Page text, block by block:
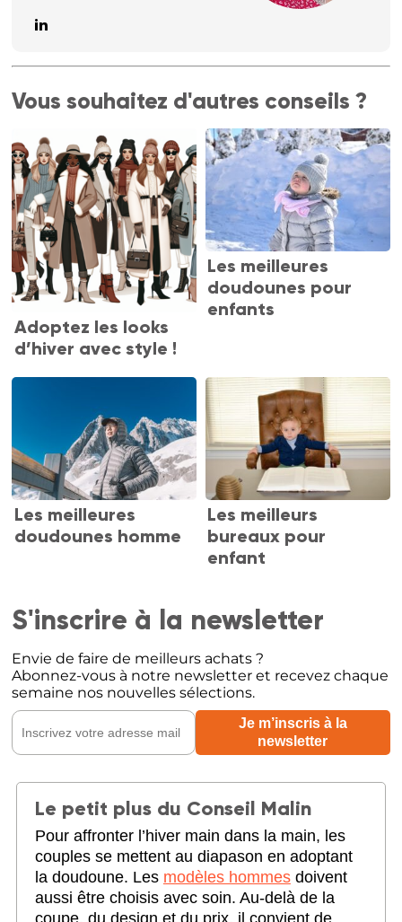
Vous souhaitez d'autres conseils ?
Adoptez les looks
d’hiver avec style !
Les meilleures
doudounes pour
enfants
Les meilleures
doudounes homme
Les meilleurs
bureaux pour
enfant
S'inscrire à la newsletter
Envie de faire de meilleurs achats ?
Abonnez-vous à notre newsletter et recevez chaque
semaine nos nouvelles sélections.
Le petit plus du Conseil Malin
Pour affronter l’hiver main dans la main, les
couples se mettent au diapason en adoptant
la doudoune. Les modèles hommesdoivent
aussi être choisis avec soin. Au-delà de la